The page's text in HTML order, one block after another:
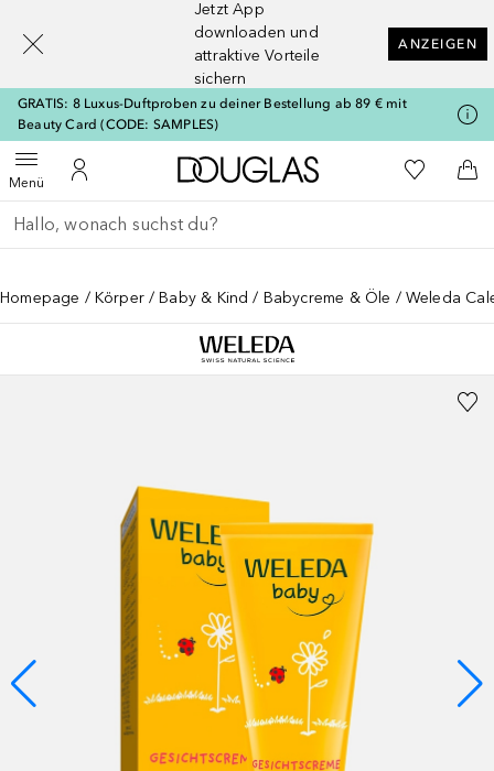
Jetzt App
downloaden und
attraktive Vorteile
sichern
ANZEIGEN
GRATIS: 8 Luxus-Duftproben zu deiner Bestellung ab 89 € mit
Beauty Card (CODE: SAMPLES)
MenüMenü öffnenZu Meinem Kundenkonto
Zur Douglas Startseite
Zu Meiner
Gehe zurück
Suche ausführen
Homepage Körper Baby & Kind Babycreme & Öle Weleda
[navigation.slideout.screenreader]